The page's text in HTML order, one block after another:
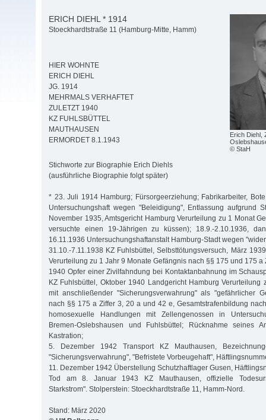
Erich Diehl,
© StaH
ERICH DIEHL * 1914
Stoeckhardtstraße 11 (Hamburg-Mitte, Hamm)
HIER WOHNTE
ERICH DIEHL
JG. 1914
MEHRMALS VERHAFTET
ZULETZT 1940
KZ FUHLSBÜTTEL
MAUTHAUSEN
ERMORDET 8.1.1943
Stichworte zur Biographie Erich Diehls
(ausführliche Biographie folgt später)
* 23. Juli 1914 Hamburg; Fürsorgeerziehung; Fabrikarbeiter,
Untersuchungshaft wegen "Beleidigung", Entlassung aufgrund
November 1935, Amtsgericht Hamburg Verurteilung zu 1 Monat
versuchte einen 19-Jährigen zu küssen); 18.9.-2.10.1936,
16.11.1936 Untersuchungshaftanstalt Hamburg-Stadt wegen
31.10.-7.11.1938 KZ Fuhlsbüttel, Selbsttötungsversuch, März
Verurteilung zu 1 Jahr 9 Monate Gefängnis nach §§ 175 und 175 a
1940 Opfer einer Zivilfahndung bei Kontaktanbahnung im
KZ Fuhlsbüttel, Oktober 1940 Landgericht Hamburg Verurteilung
mit anschließender "Sicherungsverwahrung" als "gefährlicher
nach §§ 175 a Ziffer 3, 20 a und 42 e, Gesamtstrafenbildung
homosexuelle Handlungen mit Zellengenossen in
Bremen-Oslebshausen und Fuhlsbüttel; Rücknahme seines
Kastration;
5. Dezember 1942 Transport KZ Mauthausen,
"Sicherungsverwahrung", "Befristete Vorbeugehaft",
11. Dezember 1942 Überstellung Schutzhaftlager Gusen,
Tod am 8. Januar 1943 KZ Mauthausen, offizielle
Starkstrom". Stolperstein: Stoeckhardtstraße 11, Hamm-Nord.
Stand: März 2020